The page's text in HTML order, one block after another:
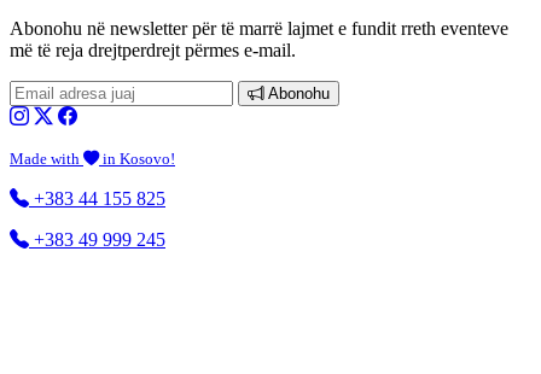
Abonohu në newsletterpër të marrë lajmet e fundit rreth eventeve
më të reja drejtperdrejt përmes e-mail.
Abonohu
Made with in Kosovo!
+383 44 155 825
+383 49 999 245